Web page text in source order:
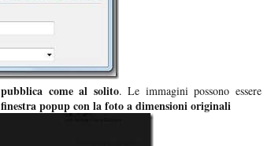
pubblica come al solito. Le immagini possono essere
finestra popup con la foto a dimensioni originali